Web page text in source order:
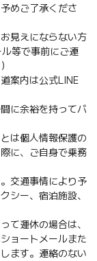
めご了承くださ
見えにならない方
等で事前にご連
案内は公式LINE
に余裕を持ってバ
は個人情報保護の
に、ご自身で乗務
交通事情により予
シー、宿泊施設、
て運休の場合は、
ョートメールまた
ます。連絡のない